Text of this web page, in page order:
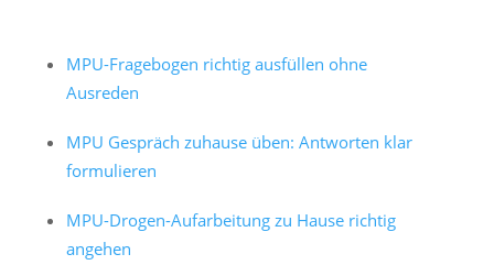
MPU-Fragebogen richtig ausfüllen ohne
Ausreden
MPU Gespräch zuhause üben: Antworten klar
formulieren
MPU-Drogen-Aufarbeitung zu Hause richtig
angehen